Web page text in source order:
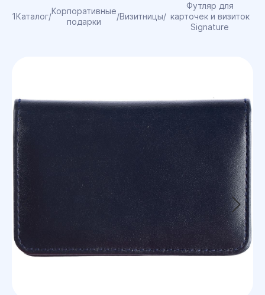
1Каталог/
Корпоративные
подарки
/Визитницы/
Футляр для
карточек и визиток
Signature